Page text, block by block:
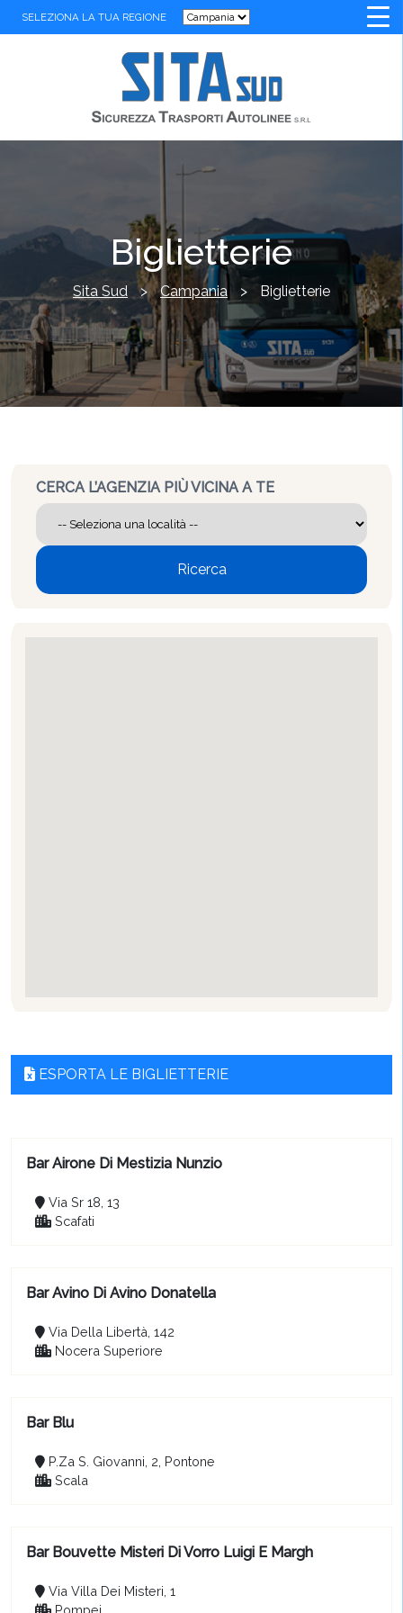
SELEZIONA LA TUA REGIONE
Biglietterie
Sita Sud > Campania > Biglietterie
CERCA L’AGENZIA PIÙ VICINA A TE
ESPORTA LE BIGLIETTERIE
Bar Airone Di Mestizia Nunzio
Via Sr 18, 13
Scafati
Bar Avino Di Avino Donatella
Via Della Libertà, 142
Nocera Superiore
Bar Blu
P.Za S. Giovanni, 2, Pontone
Scala
Bar Bouvette Misteri Di Vorro Luigi E Margh
Via Villa Dei Misteri, 1
Pompei